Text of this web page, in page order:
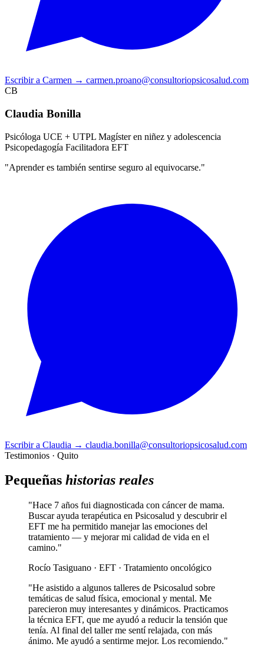
Escribir a Carmen → carmen.proano@consultoriopsicosalud.com
CB
Claudia Bonilla
Psicóloga UCE + UTPL Magíster en niñez y adolescencia
Psicopedagogía Facilitadora EFT
"Aprender es también sentirse seguro al equivocarse."
Escribir a Claudia → claudia.bonilla@consultoriopsicosalud.com
Testimonios · Quito
Pequeñas historias reales
"Hace 7 años fui diagnosticada con cáncer de mama.
Buscar ayuda terapéutica en Psicosalud y descubrir el
EFT me ha permitido manejar las emociones del
tratamiento — y mejorar mi calidad de vida en el
camino."
Rocío Tasiguano · EFT · Tratamiento oncológico
"He asistido a algunos talleres de Psicosalud sobre
temáticas de salud física, emocional y mental. Me
parecieron muy interesantes y dinámicos. Practicamos
la técnica EFT, que me ayudó a reducir la tensión que
tenía. Al final del taller me sentí relajada, con más
ánimo. Me ayudó a sentirme mejor. Los recomiendo."